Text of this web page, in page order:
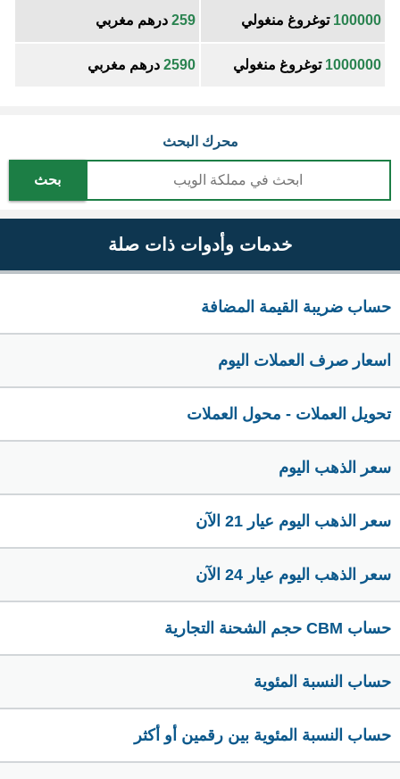
100000 توغروغ منغولي 259 درهم مغربي
1000000 توغروغ منغولي 2590 درهم مغربي
محرك البحث
بحث
خدمات وأدوات ذات صلة
حساب ضريبة القيمة المضافة
اسعار صرف العملات اليوم
تحويل العملات - محول العملات
سعر الذهب اليوم
سعر الذهب اليوم عيار 21 الآن
سعر الذهب اليوم عيار 24 الآن
حساب CBM حجم الشحنة التجارية
حساب النسبة المئوية
حساب النسبة المئوية بين رقمين أو أكثر